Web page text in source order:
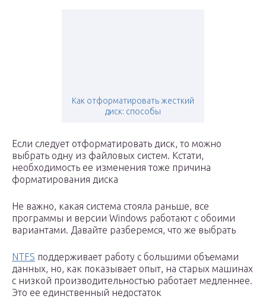
Как отформатировать жесткий
диск: способы
Если следует отформатировать диск, то можно
выбрать одну из файловых систем. Кстати,
необходимость ее изменения тоже причина
форматирования диска
Не важно, какая система стояла раньше, все
программы и версии Windows работают с обоими
вариантами. Давайте разберемся, что же выбрать
NTFS поддерживает работу с большими объемами
данных, но, как показывает опыт, на старых машинах
с низкой производительностью работает медленнее.
Это ее единственный недостаток